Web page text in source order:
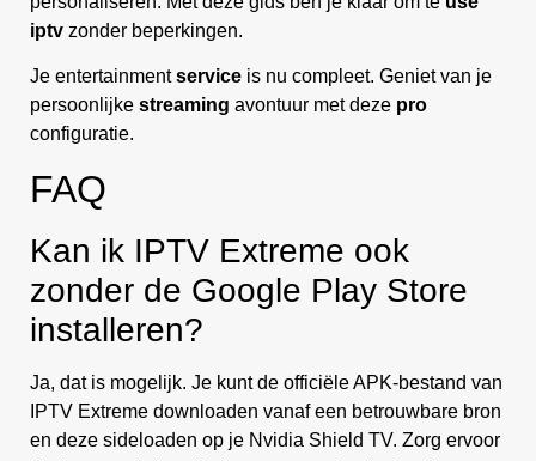
iptv zonder beperkingen.
Je entertainmentservice is nu compleet. Geniet van je
persoonlijke streaming avontuur met deze pro
configuratie.
FAQ
Kan ik IPTV Extreme ook
zonder de Google Play Store
installeren?
Ja, dat is mogelijk. Je kunt de officiële APK-bestand van
IPTV Extreme downloaden vanaf een betrouwbare bron
en deze sideloaden op je Nvidia Shield TV. Zorg ervoor